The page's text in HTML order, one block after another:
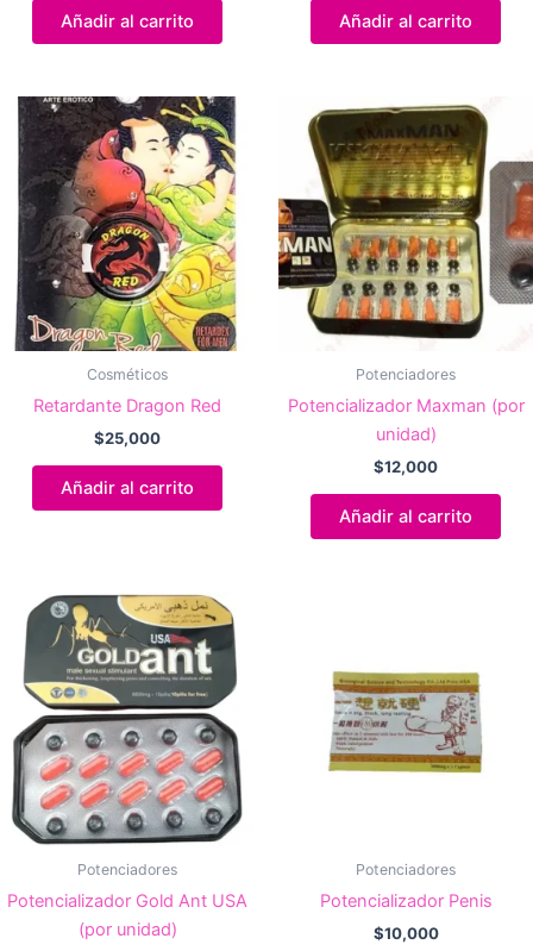
Añadir al carrito Añadir al carrito
Cosméticos
Retardante Dragon Red
$25,000
Añadir al carrito
Potenciadores
Potencializador Maxman (por
unidad)
$12,000
Añadir al carrito
Potenciadores
Potencializador Gold Ant USA
(por unidad)
Potenciadores
Potencializador Penis
$10,000